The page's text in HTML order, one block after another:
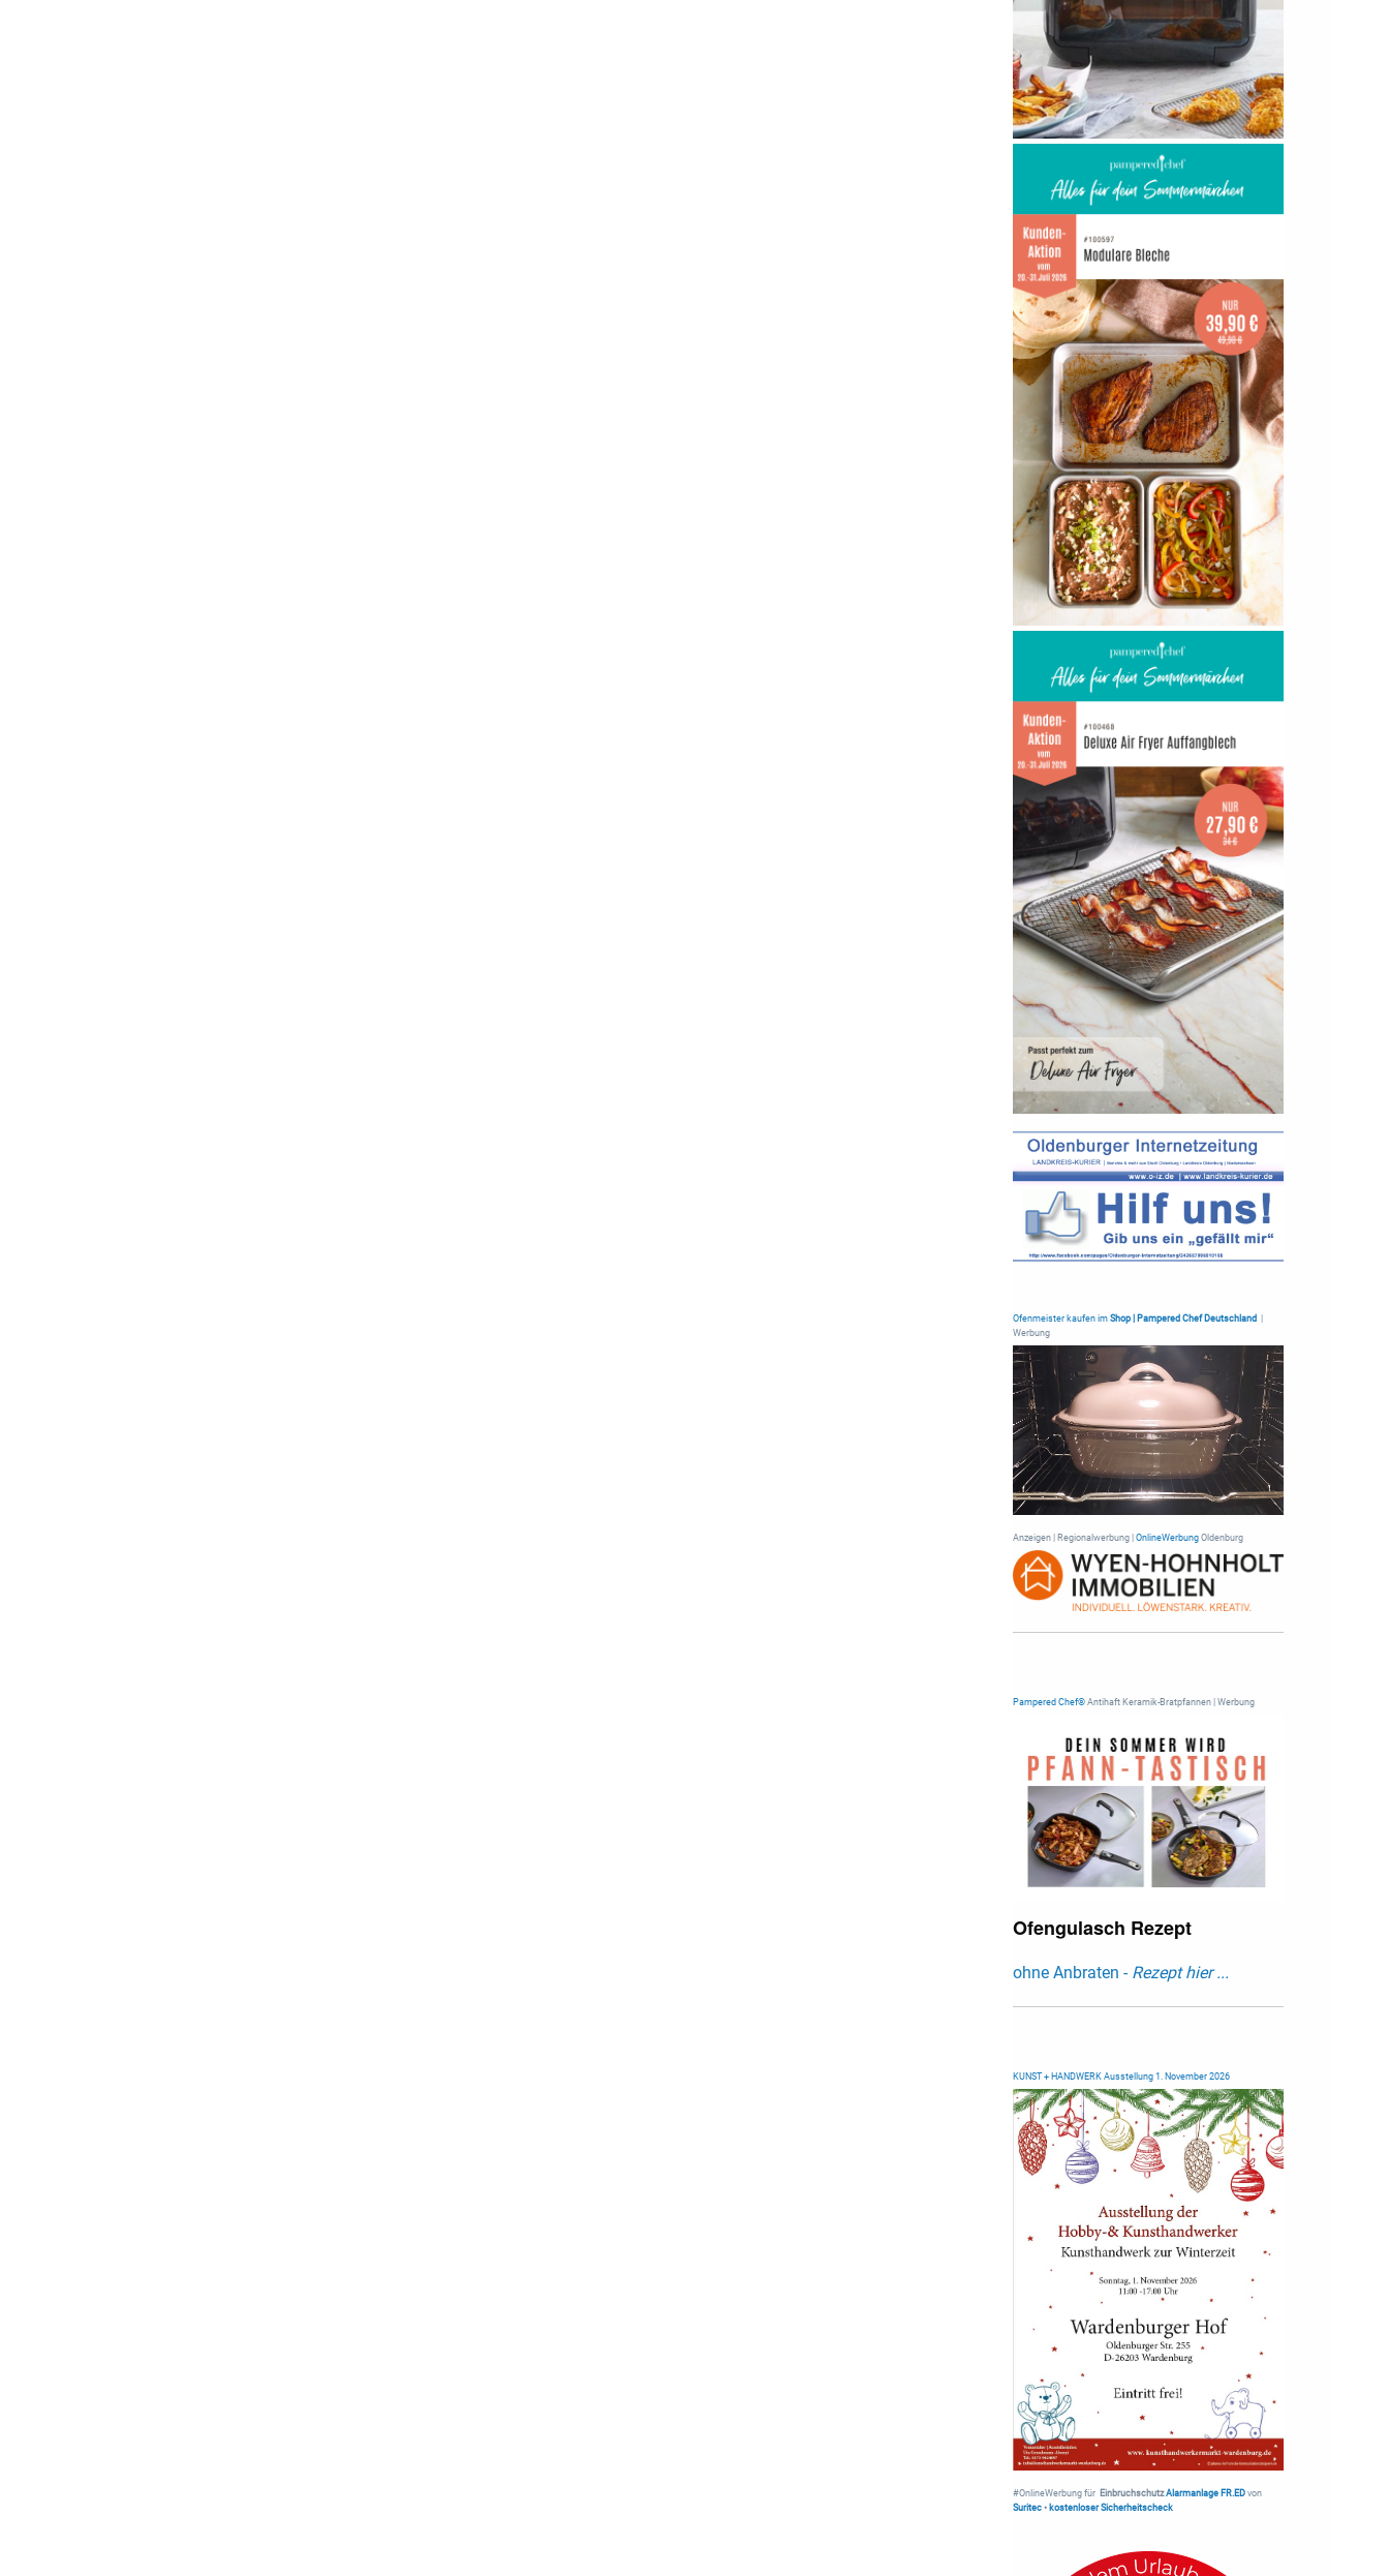
Ofenmeister kaufen im Shop | Pampered Chef Deutschland
Werbung
Anzeigen | Regionalwerbung | OnlineWerbungOldenburg
Pampered Chef®Antihaft Keramik-Bratpfannen | Werbung
Ofengulasch Rezept
ohne Anbraten - Rezept hier ...
KUNST + HANDWERK Ausstellung 1. November 2026
#OnlineWerbung für Einbruchschutz Alarmanlage FR.ED von
Suritec• kostenloser Sicherheitscheck